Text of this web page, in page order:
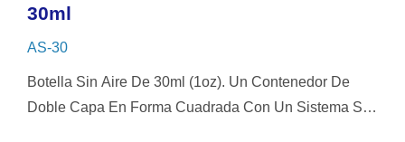
30ml
AS-30
Botella Sin Aire De 30ml (1oz). Un Contenedor De
Doble Capa En Forma Cuadrada Con Un Sistema Sin